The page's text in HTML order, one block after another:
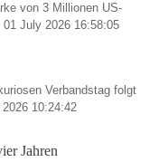
von 3 Millionen US-
01 July 2026 16:58:05
Verbandstag folgt
10:24:42
Jahren